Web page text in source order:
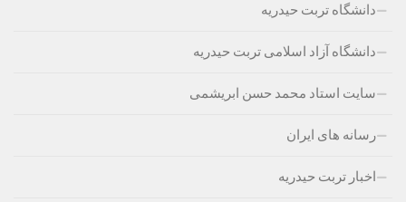
دانشگاه تربت حیدریه
دانشگاه آزاد اسلامی تربت حیدریه
سایت استاد محمد حسن ابریشمی
رسانه های ایران
اخبار تربت حیدریه